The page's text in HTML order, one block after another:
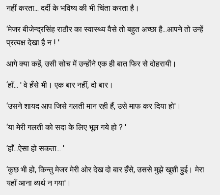
नहीं करता... दर्दी के भविष्य की भी चिंता करता है।
‘मेजर बीजेन्द्रसिंह राठौर का स्वास्थ्य वैसे तो बहुत अच्छा है...आपने तो उन्हें
प्रत्यक्ष देखा है न ! '
आगे क्या कहें, उसी सोच में उन्होंने एक ही बात फिर से दोहरायी।
‘हाँ... ' वे हँसे भी। एक बार नहीं, दो बार।
‘उसने शायद आप जिसे गलती मान रही हैं, उसे माफ कर दिया हो'।
‘या मेरी गलती को सदा के लिए भूल गये हो ? '
‘हाँ...ऐसा हो सकता... '
‘कुछ भी हो, किन्तु मेजर मेरी ओर देख दो बार हँसे, उससे मुझे खुशी हुई। मेरा
यहाँ आना व्यर्थ न गया'।